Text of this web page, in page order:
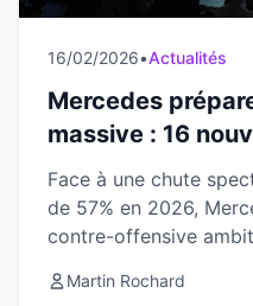
16/02/2026•Actualités
Mercedes
massive : 16
2026 pour
Face à une chute
de 57% en 2026,
contre-offensive
modèles inédits...
Martin Rochard